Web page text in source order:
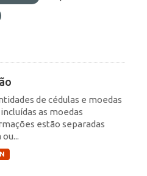
de cédulas e moedas
as moedas
estão separadas